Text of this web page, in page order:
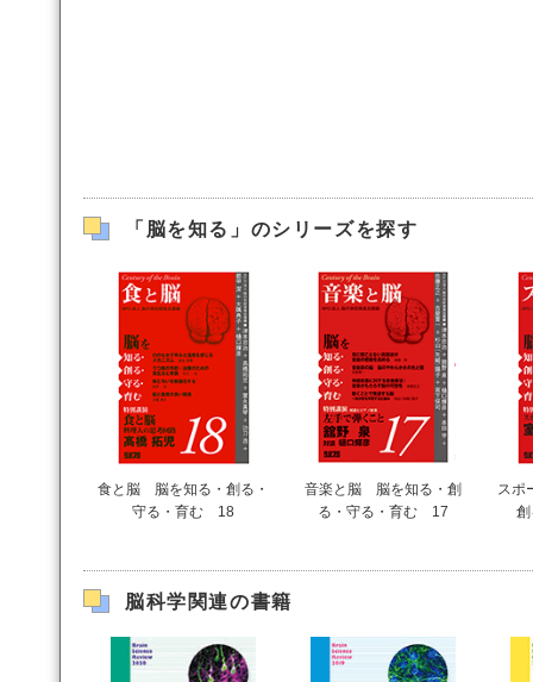
「脳を知る」のシリーズを探す
食と脳 脳を知る・創る・
守る・育む 18
音楽と脳 脳を知る・創
る・守る・育む 17
スポ
脳科学関連の書籍